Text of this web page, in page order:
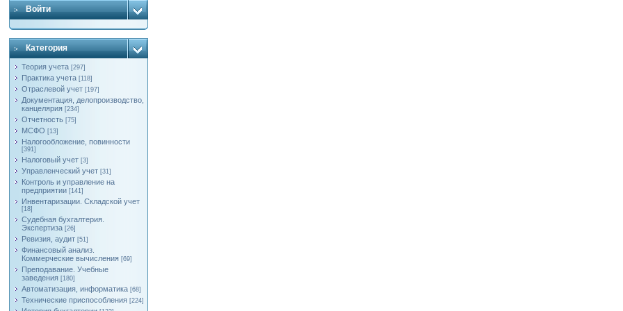
Войти
Категория
Теория учета [297]
Практика учета [118]
Отраслевой учет [197]
Документация, делопроизводство,
канцелярия [234]
Отчетность [75]
МСФО [13]
Налогообложение, повинности
[391]
Налоговый учет [3]
Управленческий учет [31]
Контроль и управление на
предприятии [141]
Инвентаризации. Складской учет
[18]
Судебная бухгалтерия.
Экспертиза [26]
Ревизия, аудит [51]
Финансовый анализ.
Коммерческие вычисления [69]
Преподавание. Учебные
заведения [180]
Автоматизация, информатика [68]
Технические приспособления [224]